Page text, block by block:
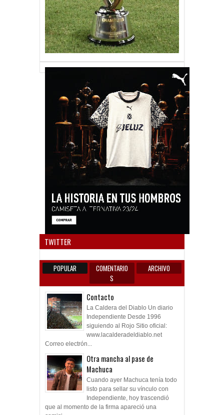
TWITTER
POPULAR
COMENTARIO
S
ARCHIVO
Contacto
La Caldera del Diablo Un diario
Independiente Desde 1996
siguiendo al Rojo Sitio oficial:
www.lacalderadeldiablo.net
Correo electrón...
Otra mancha al pase de
Machuca
Cuando ayer Machuca tenía todo
listo para sellar su vínculo con
Independiente, hoy trascendió
que al momento de la firma apareció una